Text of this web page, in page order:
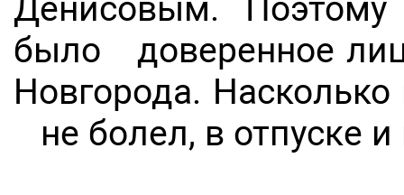
Денисовым. Поэтому
было доверенное
Новгорода.
не болел, в отпуске